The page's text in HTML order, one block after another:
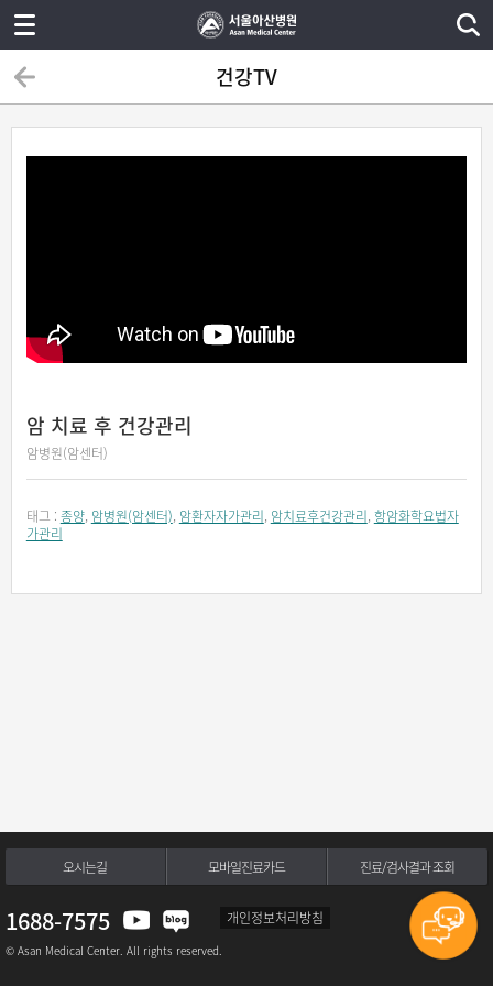
건강TV
암 치료 후 건강관리
암병원(암센터)
태그 : 종양, 암병원(암센터), 암환자자가관리, 암치료후건강관리, 항암화학요법자
가관리
오시는길 모바일진료카드 진료/검사결과 조회
1688-7575 개인정보처리방침
© Asan Medical Center. All rights reserved.